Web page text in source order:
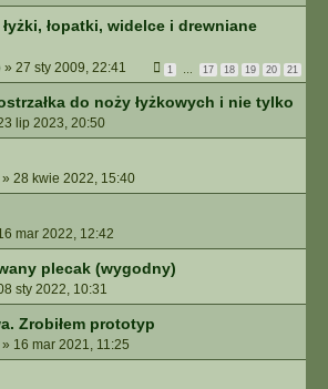
łopatki, widelce i drewniane
» 27 sty 2009, 22:41 1 17 18 19 20 21
do noży łyżkowych i nie tylko
lip 2023, 20:50
» 28 kwie 2022, 15:40
mar 2022, 12:42
plecak (wygodny)
sty 2022, 10:31
Zrobiłem prototyp
» 16 mar 2021, 11:25